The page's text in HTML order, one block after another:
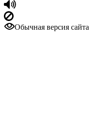
Обычная версия сайта